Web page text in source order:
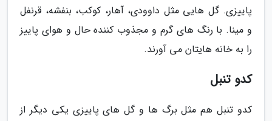
پاییزی. گل هایی مثل داوودی، آهار، کوکب، بنفشه، قرنفل
و مینا. با رنگ های گرم و مجذوب کننده حال و هوای پاییز
را به خانه هایتان می آورند.
کدو تنبل
کدو تنبل هم مثل برگ ها و گل های پاییزی یکی دیگر از